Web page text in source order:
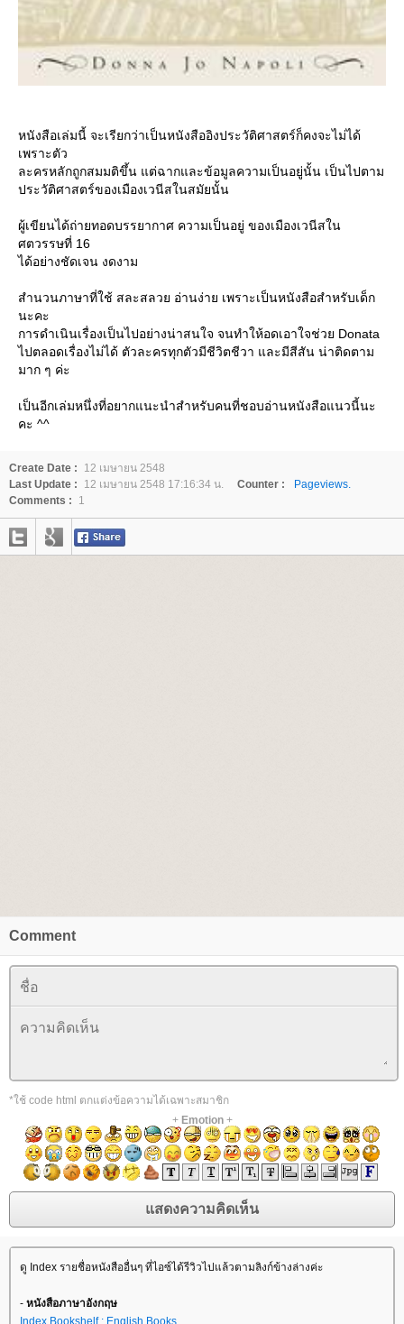
หนังสือเล่มนี้ จะเรียกว่าเป็นหนังสืออิงประวัติศาสตร์ก็คงจะไม่ได้
เพราะตัว
ละครหลักถูกสมมติขึ้น แต่ฉากและข้อมูลความเป็นอยู่นั้น เป็นไปตาม
ประวัติศาสตร์ของเมืองเวนีสในสมัยนั้น
ผู้เขียนได้ถ่ายทอดบรรยากาศ ความเป็นอยู่ ของเมืองเวนีสใน
ศตวรรษที่ 16
ได้อย่างชัดเจน งดงาม
สำนวนภาษาที่ใช้ สละสลวย อ่านง่าย เพราะเป็นหนังสือสำหรับเด็ก
นะคะ
การดำเนินเรื่องเป็นไปอย่างน่าสนใจ จนทำให้อดเอาใจช่วย Donata
ไปตลอดเรื่องไม่ได้ ตัวละครทุกตัวมีชีวิตชีวา และมีสีสัน น่าติดตาม
มาก ๆ ค่ะ
เป็นอีกเล่มหนึ่งที่อยากแนะนำสำหรับคนที่ชอบอ่านหนังสือแนวนี้นะ
คะ ^^
Create Date :
12 เมษายน 2548
Last Update :
12 เมษายน 2548 17:16:34 น. Counter :
Pageviews.
Comments :
1
Comment
*ใช้ code html ตกแต่งข้อความได้เฉพาะสมาชิก
+ Emotion+
ดู Index รายชื่อหนังสืออื่นๆ ที่ไอซ์ได้รีวิวไปแล้วตามลิงก์ข้างล่างค่ะ
- หนังสือภาษาอังกฤษ
Index Bookshelf : English Books